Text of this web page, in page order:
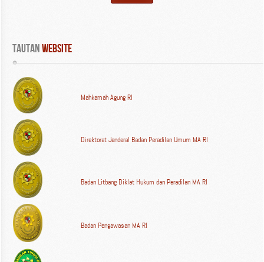
Tautan WEBSITE
Mahkamah Agung RI
Direktorat Jenderal Badan Peradilan Umum MA RI
Badan Litbang Diklat Hukum dan Peradilan MA RI
Badan Pengawasan MA RI